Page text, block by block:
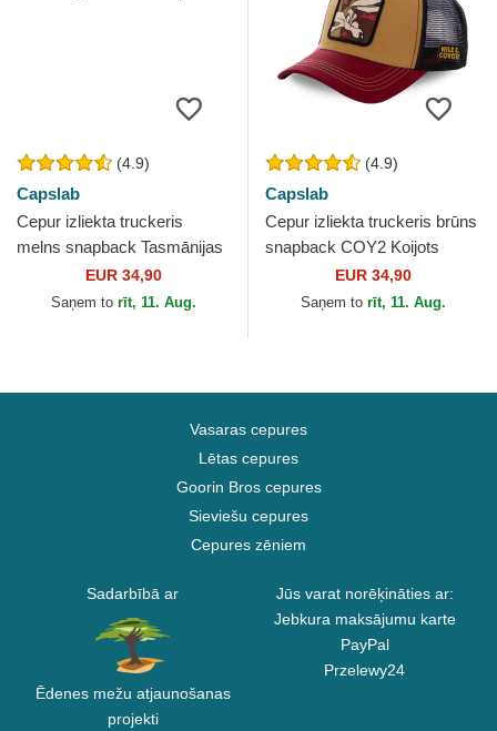
(4.9)
Capslab
Cepur izliekta truckeris
melns snapback Tasmānijas
velns Looney Tunes no
Capslab
EUR 34,90
Saņem to rīt, 11. Aug.
(4.9)
Capslab
Cepur izliekta truckeris brūns
snapback COY2 Koijots
Looney Tunes no Capslab
EUR 34,90
Saņem to rīt, 11. Aug.
Vasaras cepures
Lētas cepures
Goorin Bros cepures
Sieviešu cepures
Cepures zēniem
Sadarbībā ar
Ēdenes mežu atjaunošanas
projekti
Jūs varat norēķināties ar:
Jebkura maksājumu karte
PayPal
Przelewy24